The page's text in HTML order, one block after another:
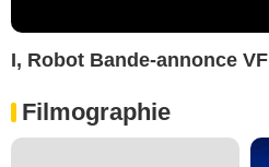
I, Robot Bande-annonce VF
Filmographie